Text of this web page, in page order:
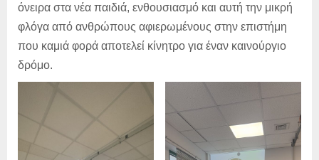
όνειρα στα νέα παιδιά, ενθουσιασμό και αυτή την μικρή
φλόγα από ανθρώπους αφιερωμένους στην επιστήμη
που καμιά φορά αποτελεί κίνητρο για έναν καινούργιο
δρόμο.